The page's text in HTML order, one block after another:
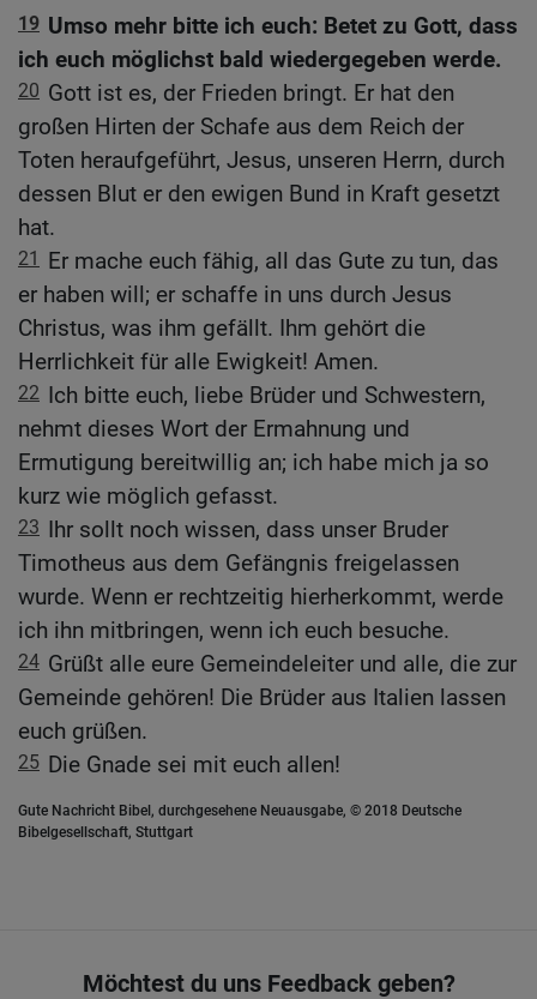
19 Umso mehr bitte ich euch: Betet zu Gott, dass
ich euch möglichst bald wiedergegeben werde.
20 Gott ist es, der Frieden bringt. Er hat den
großen Hirten der Schafe aus dem Reich der
Toten heraufgeführt, Jesus, unseren Herrn, durch
dessen Blut er den ewigen Bund in Kraft gesetzt
hat.
21
Er mache euch fähig, all das Gute zu tun, das
er haben will; er schaffe in uns durch Jesus
Christus, was ihm gefällt. Ihm gehört die
Herrlichkeit für alle Ewigkeit! Amen.
22 Ich bitte euch, liebe Brüder und Schwestern,
nehmt dieses Wort der Ermahnung und
Ermutigung bereitwillig an; ich habe mich ja so
kurz wie möglich gefasst.
23 Ihr sollt noch wissen, dass unser Bruder
Timotheus aus dem Gefängnis freigelassen
wurde. Wenn er rechtzeitig hierherkommt, werde
ich ihn mitbringen, wenn ich euch besuche.
24 Grüßt alle eure Gemeindeleiter und alle, die zur
Gemeinde gehören! Die Brüder aus Italien lassen
euch grüßen.
25 Die Gnade sei mit euch allen!
Gute Nachricht Bibel, durchgesehene Neuausgabe, © 2018 Deutsche
Bibelgesellschaft, Stuttgart
Möchtest du uns Feedback geben?